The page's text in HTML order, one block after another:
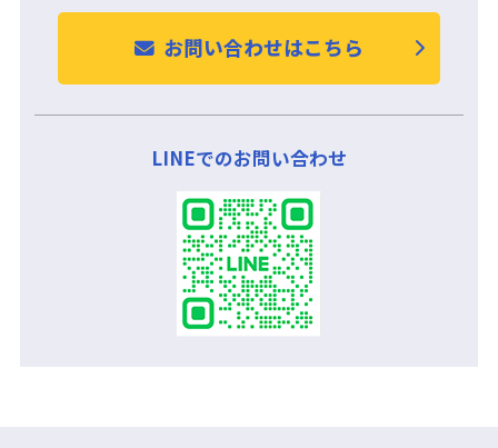
お問い合わせはこちら
LINEでのお問い合わせ